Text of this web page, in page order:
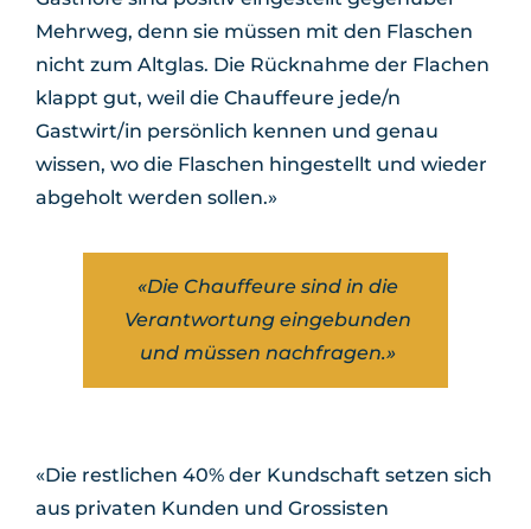
Mehrweg, denn sie müssen mit den Flaschen
nicht zum Altglas. Die Rücknahme der Flachen
klappt gut, weil die Chauffeure jede/n
Gastwirt/in persönlich kennen und genau
wissen, wo die Flaschen hingestellt und wieder
abgeholt werden sollen.»
«Die Chauffeure sind in die
Verantwortung eingebunden
und müssen nachfragen.»
«Die restlichen 40% der Kundschaft setzen sich
aus privaten Kunden und Grossisten